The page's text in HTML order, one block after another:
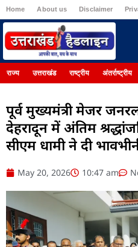
Home About us Disclaimer
राज्य उत्तराखंड राष्ट्रीय अंतर्राष्ट्रीय
पूर्व मुख्यमंत्री मेजर
देहरादून में अंतिम
सीएम धामी ने दी
May 20, 2026 10:47 am